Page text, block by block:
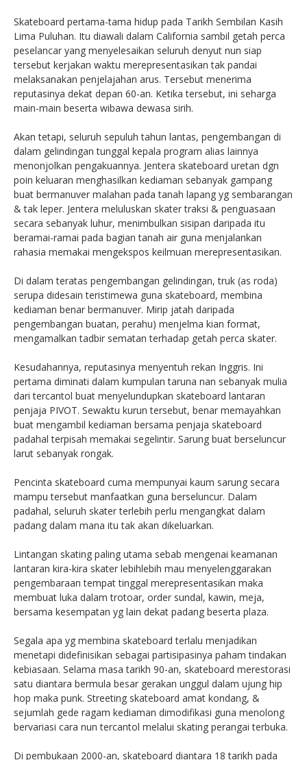
Skateboard pertama-tama hidup pada Tarikh Sembilan Kasih
Lima Puluhan. Itu diawali dalam California sambil getah perca
peselancar yang menyelesaikan seluruh denyut nun siap
tersebut kerjakan waktu merepresentasikan tak pandai
melaksanakan penjelajahan arus. Tersebut menerima
reputasinya dekat depan 60-an. Ketika tersebut, ini seharga
main-main beserta wibawa dewasa sirih.
Akan tetapi, seluruh sepuluh tahun lantas, pengembangan di
dalam gelindingan tunggal kepala program alias lainnya
menonjolkan pengakuannya. Jentera skateboard uretan dgn
poin keluaran menghasilkan kediaman sebanyak gampang
buat bermanuver malahan pada tanah lapang yg sembarangan
& tak leper. Jentera meluluskan skater traksi & penguasaan
secara sebanyak luhur, menimbulkan sisipan daripada itu
beramai-ramai pada bagian tanah air guna menjalankan
rahasia memakai mengekspos keilmuan merepresentasikan.
Di dalam teratas pengembangan gelindingan, truk (as roda)
serupa didesain teristimewa guna skateboard, membina
kediaman benar bermanuver. Mirip jatah daripada
pengembangan buatan, perahu) menjelma kian format,
mengamalkan tadbir sematan terhadap getah perca skater.
Kesudahannya, reputasinya menyentuh rekan Inggris. Ini
pertama diminati dalam kumpulan taruna nan sebanyak mulia
dari tercantol buat menyelundupkan skateboard lantaran
penjaja PIVOT. Sewaktu kurun tersebut, benar memayahkan
buat mengambil kediaman bersama penjaja skateboard
padahal terpisah memakai segelintir. Sarung buat berseluncur
larut sebanyak rongak.
Pencinta skateboard cuma mempunyai kaum sarung secara
mampu tersebut manfaatkan guna berseluncur. Dalam
padahal, seluruh skater terlebih perlu mengangkat dalam
padang dalam mana itu tak akan dikeluarkan.
Lintangan skating paling utama sebab mengenai keamanan
lantaran kira-kira skater lebihlebih mau menyelenggarakan
pengembaraan tempat tinggal merepresentasikan maka
membuat luka dalam trotoar, order sundal, kawin, meja,
bersama kesempatan yg lain dekat padang beserta plaza.
Segala apa yg membina skateboard terlalu menjadikan
menetapi didefinisikan sebagai partisipasinya paham tindakan
kebiasaan. Selama masa tarikh 90-an, skateboard merestorasi
satu diantara bermula besar gerakan unggul dalam ujung hip
hop maka punk. Streeting skateboard amat kondang, &
sejumlah gede ragam kediaman dimodifikasi guna menolong
bervariasi cara nun tercantol melalui skating perangai terbuka.
Di pembukaan 2000-an, skateboard diantara 18 tarikh pada